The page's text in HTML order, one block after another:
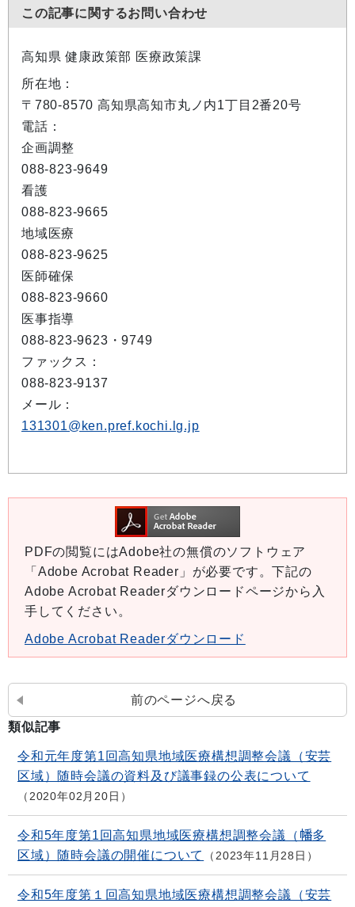
この記事に関するお問い合わせ
高知県 健康政策部 医療政策課
所在地：
〒780-8570 高知県高知市丸ノ内1丁目2番20号
電話：
企画調整
088-823-9649
看護
088-823-9665
地域医療
088-823-9625
医師確保
088-823-9660
医事指導
088-823-9623・9749
ファックス：
088-823-9137
メール：
131301@ken.pref.kochi.lg.jp
PDFの閲覧にはAdobe社の無償のソフトウェア
「Adobe Acrobat Reader」が必要です。下記の
Adobe Acrobat Readerダウンロードページから入
手してください。
Adobe Acrobat Readerダウンロード
前のページへ戻る
類似記事
令和元年度第1回高知県地域医療構想調整会議（安芸
区域）随時会議の資料及び議事録の公表について
2020年02月20日
令和5年度第1回高知県地域医療構想調整会議（幡多
区域）随時会議の開催について
2023年11月28日
令和5年度第１回高知県地域医療構想調整会議（安芸